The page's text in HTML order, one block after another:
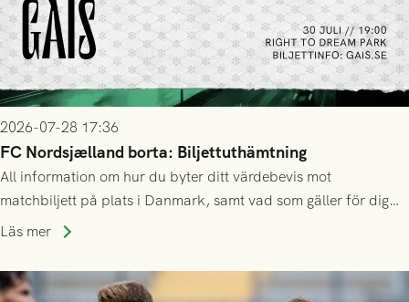
2026-07-28 17:36
FC Nordsjælland borta: Biljettuthämtning
All information om hur du byter ditt värdebevis mot
matchbiljett på plats i Danmark, samt vad som gäller för dig
som står på reservlista eller fått förhinder.
Läs mer